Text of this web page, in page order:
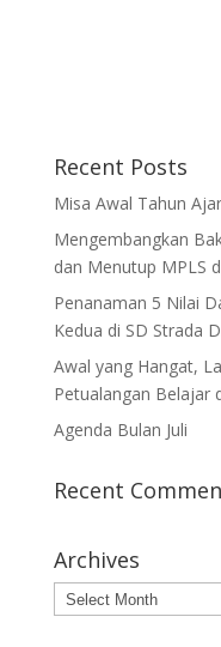
Recent Posts
Misa Awal Tahun
Mengembangkan
dan Menutup MPLS
Penanaman 5 Nilai
Kedua di SD Strada
Awal yang Hangat,
Petualangan Belajar
Agenda Bulan Juli
Recent
Archives
Archives